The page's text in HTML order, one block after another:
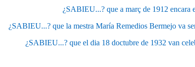
¿SABIEU...? que a març de 1912 encara
¿SABIEU...? que la mestra María Remedios Bermejo va
¿SABIEU...? que el dia 18 doctubre de 1932 van